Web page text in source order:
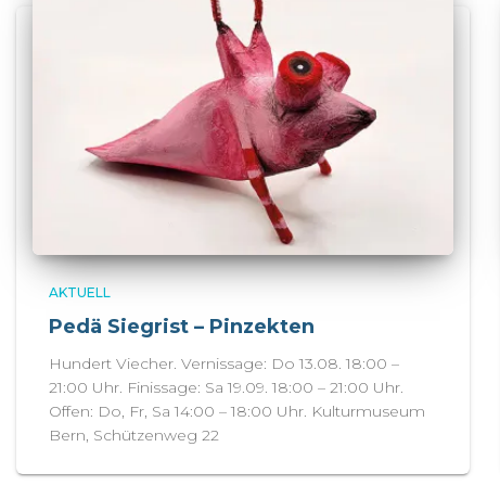
AKTUELL
Pedä Siegrist – Pinzekten
Hundert Viecher. Vernissage: Do 13.08. 18:00 –
21:00 Uhr. Finissage: Sa 19.09. 18:00 – 21:00 Uhr.
Offen: Do, Fr, Sa 14:00 – 18:00 Uhr. Kulturmuseum
Bern, Schützenweg 22